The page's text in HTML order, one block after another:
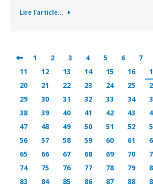
Lire l'article...
1 2 3 4 5 6 7
11
12 13 14 15 16
20
21 22 23 24 25
29
30 31 32 33 34
38
39 40 41 42 43
47
48 49 50 51 52
56
57 58 59 60 61
65
66 67 68 69 70
74
75 76 77 78 79
83
84 85 86 87 88